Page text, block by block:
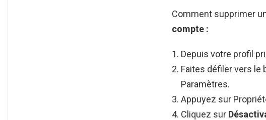
Comment supprimer
compte :
Depuis votre profil
Faites défiler vers le
Paramètres.
Appuyez sur
Cliquez sur